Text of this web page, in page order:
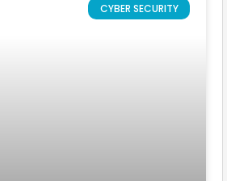
CYBER SECURITY